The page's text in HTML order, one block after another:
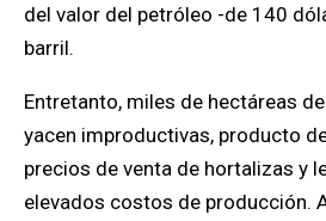
del valor del petróleo -de 140
barril.
Entretanto, miles de hectáreas de tierras fértiles
yacen improductivas, producto
precios de venta de hortalizas y
elevados costos de producción.